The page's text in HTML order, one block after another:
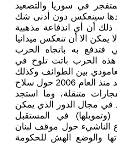
في سوريا والتصعيد
سينعكس دون أدنى شك
ذلك أن أي اندفاعة مذهبية
يمكن الا أن تنعكس ميدانيا
فتدفع به باتجاه الحرب
هذه الحرب باتت تلوح في
بين الطوائف وكذلك
الصراعات الآخذة في التصاعد منذ العام 2006 حول سلاح
متنقلة، وما استجد
في مجال الدور الذي يمكن
(وتمويلها) في المستقبل
الناشيء حول موقف لبنان
والوضع الهش للحكومة